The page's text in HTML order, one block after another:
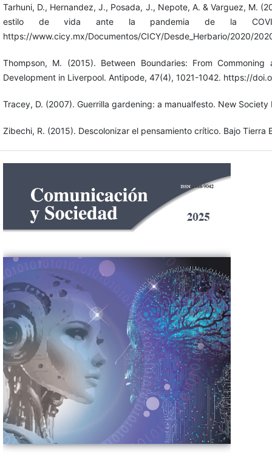
Tarhuni, D., Hernandez, J., Posada, J., Nepote, A. & Varguez, M.
estilo de vida ante la pandemia de la
https://www.cicy.mx/Documentos/CICY/Desde_Herbario/2020/
Thompson, M. (2015). Between Boundaries: From
Development in Liverpool. Antipode, 47(4), 1021-1042. https://
Tracey, D. (2007). Guerrilla gardening: a manualfesto. New Society
Zibechi, R. (2015). Descolonizar el pensamiento crítico. Bajo Tierra